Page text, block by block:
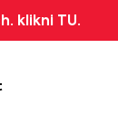
klikni TU.